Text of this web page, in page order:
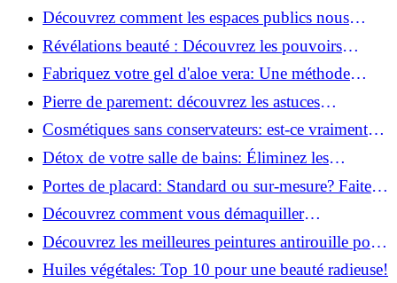
Naturelle avec le Concombre !
Découvrez comment les espaces publics nous
incitent à être plus actifs : Révélations surprenantes!
Révélations beauté : Découvrez les pouvoirs
insoupçonnés du concombre!
Fabriquez votre gel d'aloe vera: Une méthode
simple et rapide à la maison!
Pierre de parement: découvrez les astuces
infaillibles pour un nettoyage parfait!
Cosmétiques sans conservateurs: est-ce vraiment
possible?
Détox de votre salle de bains: Éliminez les
ingrédients nocifs dès maintenant!
Portes de placard: Standard ou sur-mesure? Faites
le meilleur choix!
Découvrez comment vous démaquiller
naturellement: Astuces et secrets révélés!
Découvrez les meilleures peintures antirouille pour
le fer: Top 12 analysé!
Huiles végétales: Top 10 pour une beauté radieuse!